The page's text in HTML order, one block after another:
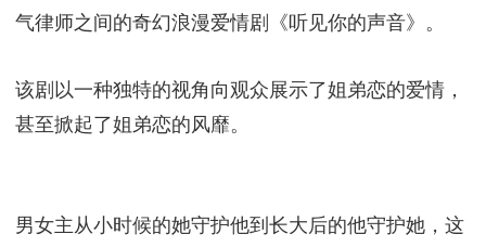
气律师之间的奇幻浪漫爱情剧《听见你的声音》。
该剧以一种独特的视角向观众展示了姐弟恋的爱情，
甚至掀起了姐弟恋的风靡。
男女主从小时候的她守护他到长大后的他守护她，这